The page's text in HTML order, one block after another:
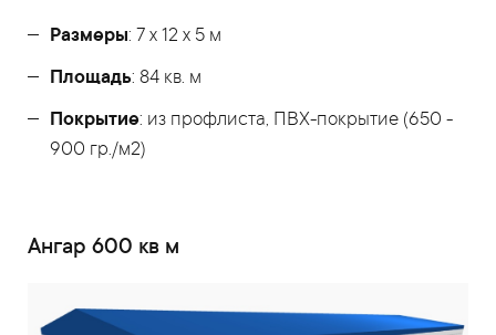
Размеры: 7 х 12 х 5 м
Площадь: 84 кв. м
Покрытие: из профлиста, ПВХ-покрытие (650 -
900 гр./м2)
Ангар 600 кв м